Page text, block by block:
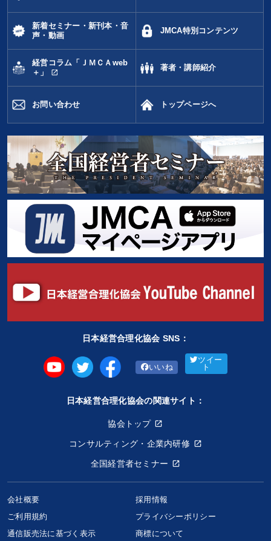
新着セミナー・新刊本・音
声・動画
JMCA特別コンテンツ
経営コラム「ＪＭＣＡweb
＋」
open_in_new
著者・講師紹介
お問い合わせ トップページへ
日本経営合理化協会 SNS：
いいね
ツイー
ト
日本経営合理化協会の関連サイト：
協会トップ
コンサルティング・企業内研修
全国経営者セミナー
会社概要
採用情報
ご利用規約
プライバシーポリシー
通信販売法に基づく表示
商標について